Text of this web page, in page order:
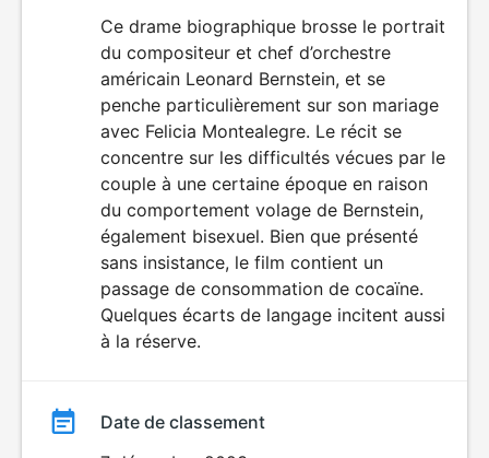
DÉCONSEILLÉ
AUX JEUNES
ENFANTS
Ce drame biographique brosse le portrait
du compositeur et chef d’orchestre
américain Leonard Bernstein, et se
penche particulièrement sur son mariage
avec Felicia Montealegre. Le récit se
concentre sur les difficultés vécues par le
couple à une certaine époque en raison
du comportement volage de Bernstein,
également bisexuel. Bien que présenté
sans insistance, le film contient un
passage de consommation de cocaïne.
Quelques écarts de langage incitent aussi
à la réserve.
Date de classement